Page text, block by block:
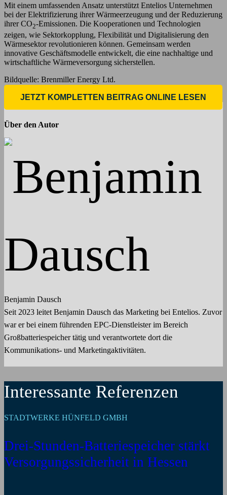
Mit einem umfassenden Ansatz unterstützt Entelios Unternehmen
bei der Elektrifizierung ihrer Wärmeerzeugung und der Reduzierung
ihrer CO2-Emissionen. Die Kooperationen und Technologien
zeigen, wie Sektorkopplung, Flexibilität und Digitalisierung den
Wärmesektor revolutionieren können. Gemeinsam werden
innovative Geschäftsmodelle entwickelt, die eine nachhaltige und
wirtschaftliche Wärmeversorgung sicherstellen.
Bildquelle: Brenmiller Energy Ltd.
JETZT KOMPLETTEN BEITRAG ONLINE LESEN
Über den Autor
Benjamin Dausch
Seit 2023 leitet Benjamin Dausch das Marketing bei Entelios. Zuvor
war er bei einem führenden EPC-Dienstleister im Bereich
Großbatteriespeicher tätig und verantwortete dort die
Kommunikations- und Marketingaktivitäten.
Interessante Referenzen
STADTWERKE HÜNFELD GMBH
Drei-Stunden-Batteriespeicher stärkt
Versorgungssicherheit in Hessen